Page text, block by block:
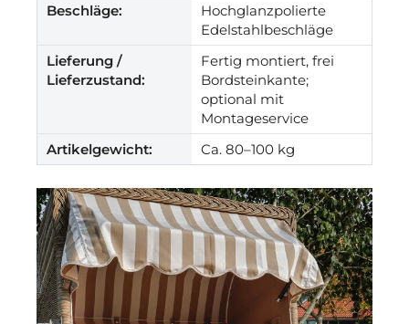
Beschläge:
Hochglanzpolierte
Edelstahlbeschläge
Lieferung /
Lieferzustand:
Fertig montiert, frei
Bordsteinkante;
optional mit
Montageservice
Artikelgewicht:
Ca. 80–100 kg